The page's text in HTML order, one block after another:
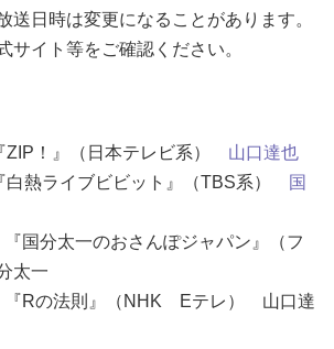
日時は変更になることがあります。
サイト等をご確認ください。
！』（日本テレビ系） 山口達也
熱ライブビビット』（TBS系）
国
国分太一のおさんぽジャパン』（フ
太一
Rの法則』（NHK Eテレ） 山口達